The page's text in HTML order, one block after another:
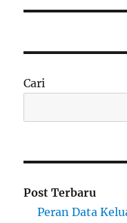
Cari
Post Terbaru
Peran Data